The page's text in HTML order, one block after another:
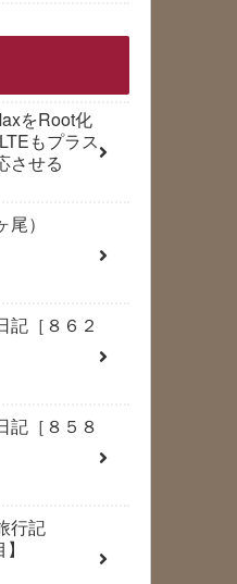
をRoot化
もプラス
させる
）
記［８６２
記［８５８
行記